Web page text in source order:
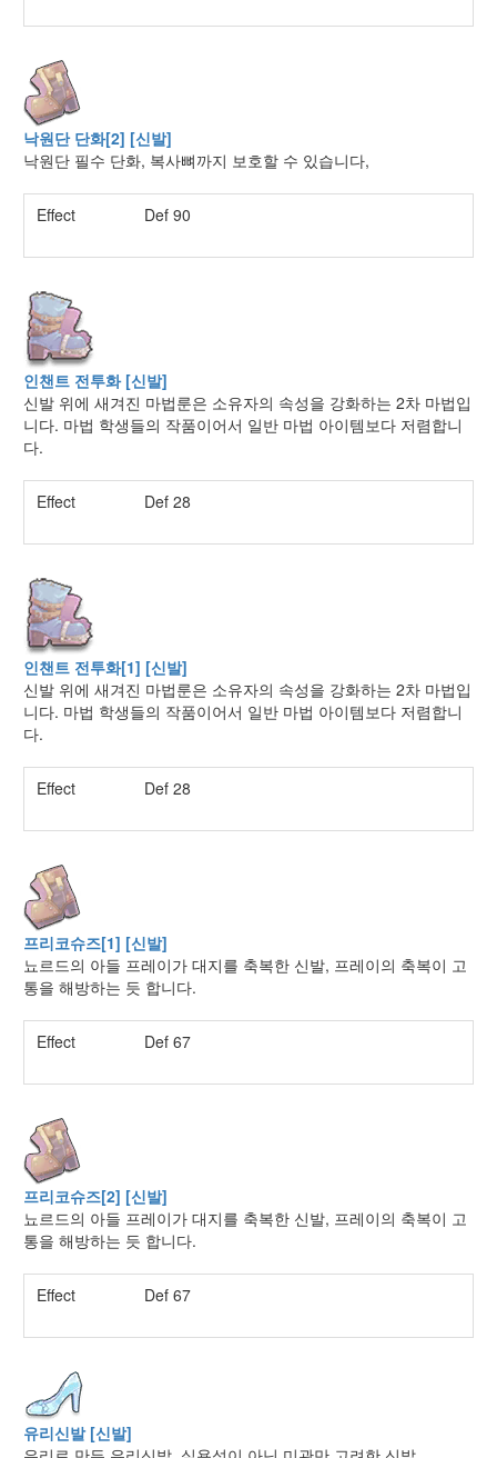
낙원단 단화[2] [신발]
낙원단 필수 단화, 복사뼈까지 보호할 수 있습니다,
Effect Def 90
인챈트 전투화 [신발]
신발 위에 새겨진 마법룬은 소유자의 속성을 강화하는 2차 마법입
니다. 마법 학생들의 작품이어서 일반 마법 아이템보다 저렴합니
다.
Effect Def 28
인챈트 전투화[1] [신발]
신발 위에 새겨진 마법룬은 소유자의 속성을 강화하는 2차 마법입
니다. 마법 학생들의 작품이어서 일반 마법 아이템보다 저렴합니
다.
Effect Def 28
프리코슈즈[1] [신발]
뇨르드의 아들 프레이가 대지를 축복한 신발, 프레이의 축복이 고
통을 해방하는 듯 합니다.
Effect Def 67
프리코슈즈[2] [신발]
뇨르드의 아들 프레이가 대지를 축복한 신발, 프레이의 축복이 고
통을 해방하는 듯 합니다.
Effect Def 67
유리신발 [신발]